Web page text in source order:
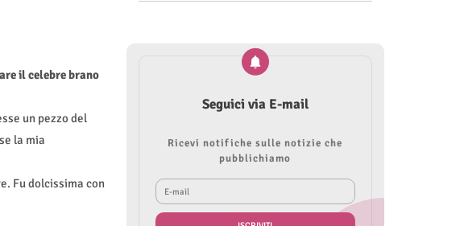
il celebre brano
un pezzo del
la mia
Fu dolcissima con
Seguici via E-mail
Ricevi notifiche sulle notizie che
pubblichiamo